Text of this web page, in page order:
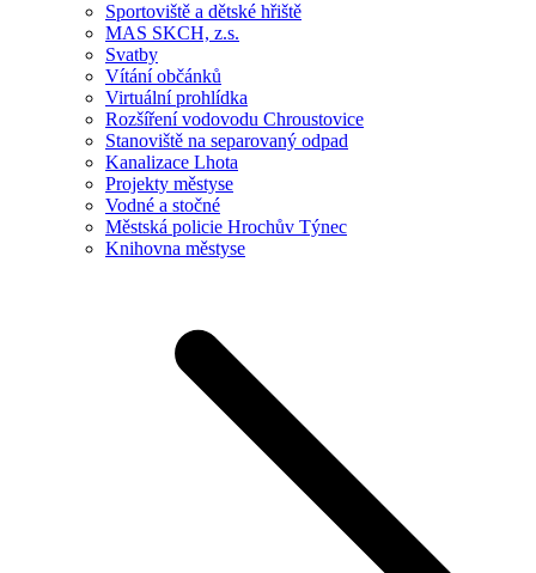
Sportoviště a dětské hřiště
MAS SKCH, z.s.
Svatby
Vítání občánků
Virtuální prohlídka
Rozšíření vodovodu Chroustovice
Stanoviště na separovaný odpad
Kanalizace Lhota
Projekty městyse
Vodné a stočné
Městská policie Hrochův Týnec
Knihovna městyse